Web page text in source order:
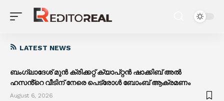
LATEST NEWS
ബംഗ്ലാദേശ് മുൻ ക്രിക്കറ്റ് ക്യാപ്റ്റൻ ഷാക്കിബ് അൽ
ഹസൻ്റെ വീടിന് നേരെ പെട്രോൾ ബോംബ് ആക്രമണം
August 6, 2026